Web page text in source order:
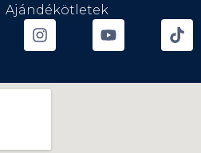
Ajándékötletek